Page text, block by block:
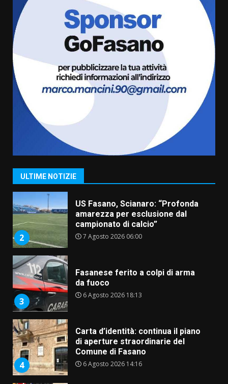
ULTIME NOTIZIE
Cura dei beni comuni e
cittadinanza attiva: online
l’avviso per la gestione
condivisa della Villetta di
Laureto
La magia del Minareto e la prima
assoluta de “L’Albergo
Belvedere. Il rapimento”
6 Agosto 2026 06:15
1
“I Contestatori: Musica di
Rivoluzione”: nuovo
appuntamento con “Fasano in
2
US Fasano, Scianaro: “Profonda
amarezza per esclusione dal
campionato di calcio”
7 Agosto 2026 06:00
3
Fasanese ferito a colpi di arma
da fuoco
6 Agosto 2026 18:13
4
Carta d’identità: continua il piano
di aperture straordinarie del
Comune di Fasano
6 Agosto 2026 14:16